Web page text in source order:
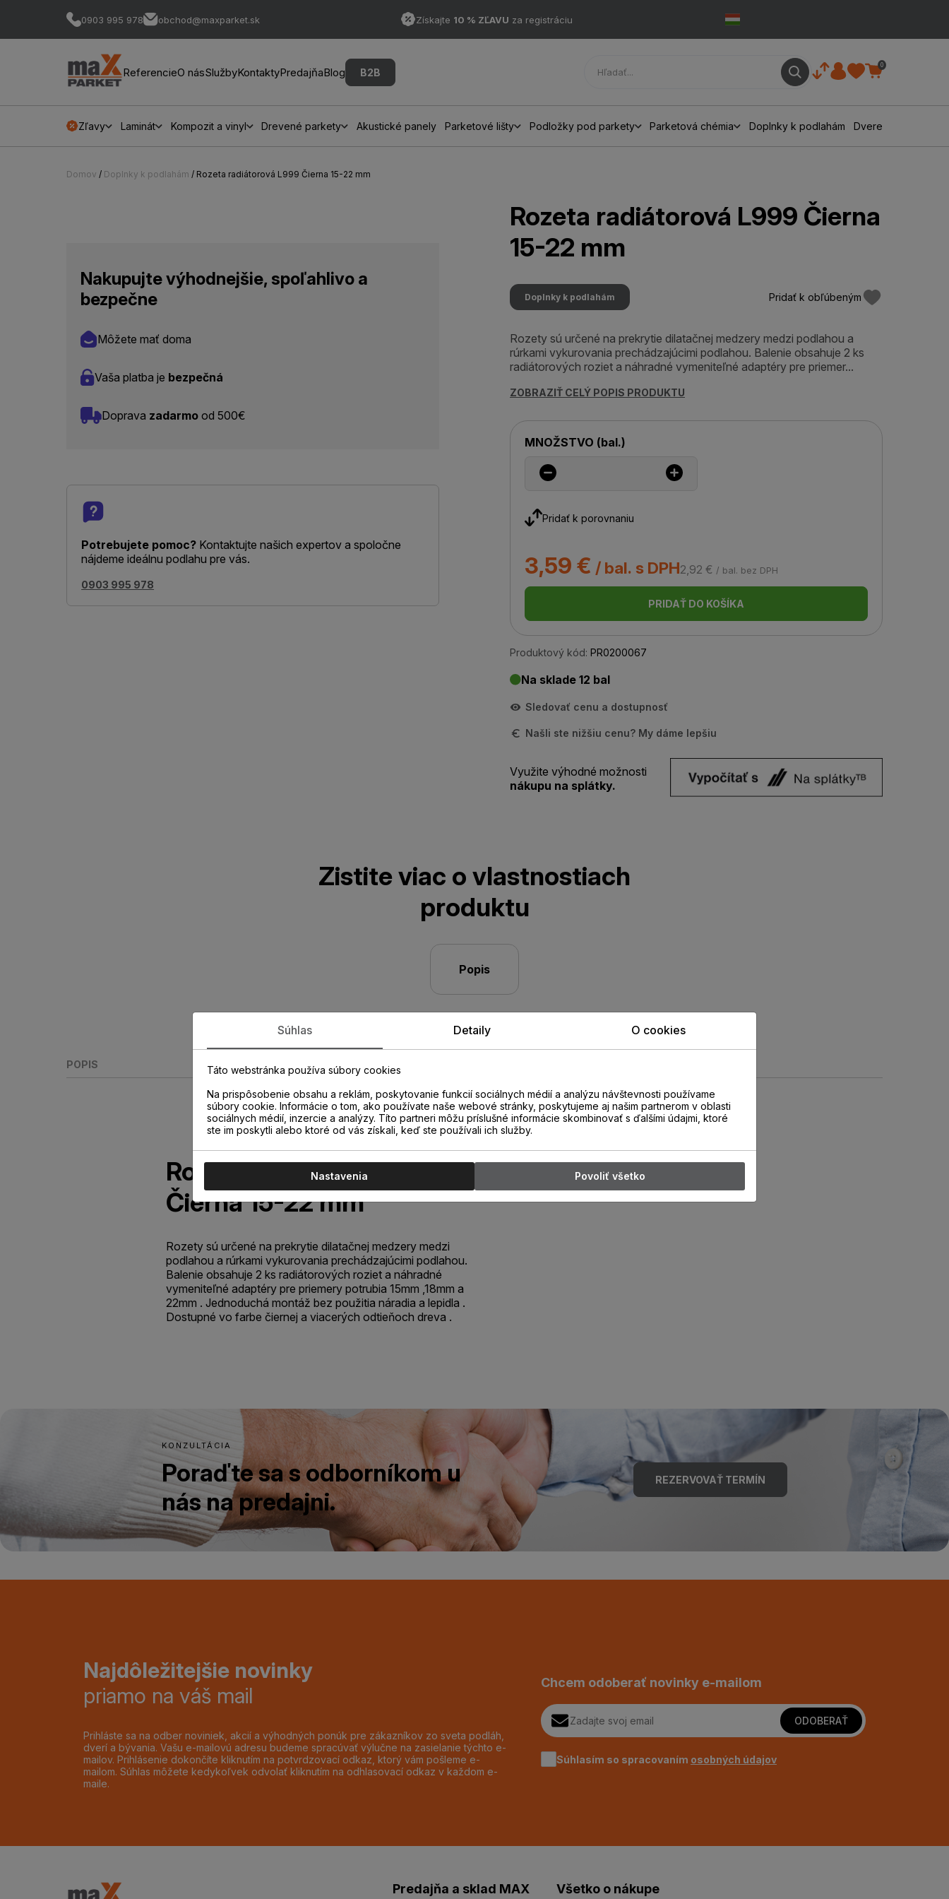
0903 995 978 obchod@maxparket.sk Získajte 10 % ZĽAVU za registráciu
ReferencieO násSlužbyKontaktyPredajňaBlog B2B
0
Zľavy Laminát Kompozit a vinyl Drevené parkety Akustické panely Parketové lišty Podložky pod parkety Parketová chémia Doplnky k podlahám Dvere
Domov / Doplnky k podlahám / Rozeta radiátorová L999 Čierna 15-22 mm
Nakupujte výhodnejšie, spoľahlivo a
bezpečne
Môžete mať doma
Vaša platba je bezpečná
Doprava zadarmo od 500€
Potrebujete pomoc? Kontaktujte našich expertov a spoločne
nájdeme ideálnu podlahu pre vás.
0903 995 978
Rozeta radiátorová L999 Čierna
15-22 mm
Doplnky k podlahám Pridať k obľúbeným
Rozety sú určené na prekrytie dilatačnej medzery medzi podlahou a
rúrkami vykurovania prechádzajúcimi podlahou. Balenie obsahuje 2 ks
radiátorových roziet a náhradné vymeniteľné adaptéry pre priemer...
ZOBRAZIŤ CELÝ POPIS PRODUKTU
MNOŽSTVO (bal.)
Pridať k porovnaniu
3,59 € / bal. s DPH2,92 € / bal. bez DPH
PRIDAŤ DO KOŠÍKA
Produktový kód: PR0200067
Na sklade 12 bal
Sledovať cenu a dostupnosť
Našli ste nižšiu cenu? My dáme lepšiu
Využite výhodné možnosti
nákupu na splátky.
Zistite viac o vlastnostiach
produktu
Popis
POPIS
Rozeta radiátorová L999
Čierna 15-22 mm
Rozety sú určené na prekrytie dilatačnej medzery medzi
podlahou a rúrkami vykurovania prechádzajúcimi podlahou.
Balenie obsahuje 2 ks radiátorových roziet a náhradné
vymeniteľné adaptéry pre priemery potrubia 15mm ,18mm a
22mm . Jednoduchá montáž bez použitia náradia a lepidla .
Dostupné vo farbe čiernej a viacerých odtieňoch dreva .
KONZULTÁCIA
Poraďte sa s odborníkom u
nás na predajni.
REZERVOVAŤ TERMÍN
Najdôležitejšie novinky
priamo na váš mail
Prihláste sa na odber noviniek, akcií a výhodných ponúk pre zákazníkov zo sveta podláh,
dverí a bývania. Vašu e-mailovú adresu budeme spracúvať výlučne na zasielanie týchto e-
mailov. Prihlásenie dokončíte kliknutím na potvrdzovací odkaz, ktorý vám pošleme e-
mailom. Súhlas môžete kedykoľvek odvolať kliknutím na odhlasovací odkaz v každom e-
maile.
Chcem odoberať novinky e-mailom
ODOBERAŤ
Súhlasím so spracovaním osobných údajov
Predajňa a sklad MAX
Všetko o nákupe
Súhlas Detaily O cookies
Táto webstránka používa súbory cookies
Na prispôsobenie obsahu a reklám, poskytovanie funkcií sociálnych médií a analýzu návštevnosti používame
súbory cookie. Informácie o tom, ako používate naše webové stránky, poskytujeme aj našim partnerom v oblasti
sociálnych médií, inzercie a analýzy. Títo partneri môžu príslušné informácie skombinovať s ďalšími údajmi, ktoré
ste im poskytli alebo ktoré od vás získali, keď ste používali ich služby.
Nastavenia Povoliť všetko